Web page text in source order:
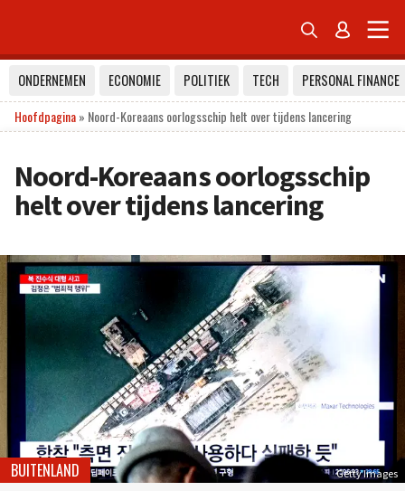
 
ONDERNEMEN ECONOMIE POLITIEK TECH
PERSONAL FINANCE
Hoofdpagina» Noord-Koreaans oorlogsschip helt over tijdens lancering
Noord-Koreaans oorlogsschip
helt over tijdens lancering
Getty Images
BUITENLAND